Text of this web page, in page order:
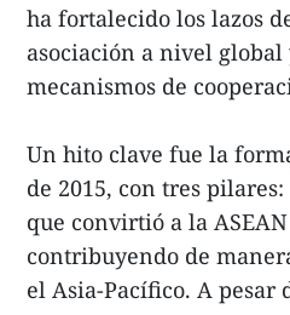
ha fortalecido los lazos
asociación a nivel
mecanismos de
Un hito clave fue la
de 2015, con tres
que convirtió a la
contribuyendo de
el Asia-Pacífico. A pesar